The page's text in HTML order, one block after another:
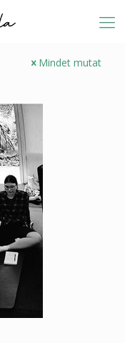
Mindet mutat